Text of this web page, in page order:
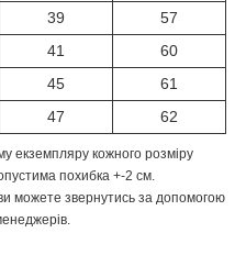
39
57
41
60
45
61
47 62
екземпляру кожного розміру
похибка +-2 см.
можете звернутись за допомогою